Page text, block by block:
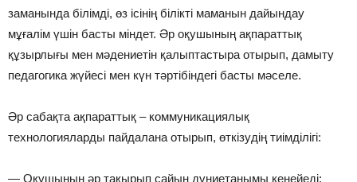
заманында білімді, өз ісінің білікті маманын дайындау
мұғалім үшін басты міндет. Әр оқушының ақпараттық
құзырлығы мен мәдениетін қалыптастыра отырып, дамыту
педагогика жүйесі мен күн тәртібіндегі басты мәселе.
Әр сабақта ақпараттық – коммуникациялық
технологияларды пайдалана отырып, өткізудің тиімділігі:
— Оқушының әр тақырып сайын дүниетанымы кеңейеді;